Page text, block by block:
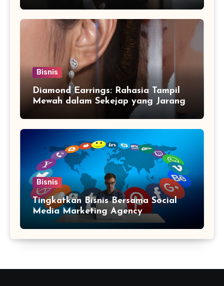
Media Marketing Agency
Bisnis
Diamond Earrings: Rahasia Tampil
Mewah dalam Sekejap yang Jarang
Bisnis
Tingkatkan Bisnis Bersama Social
Media Marketing Agency